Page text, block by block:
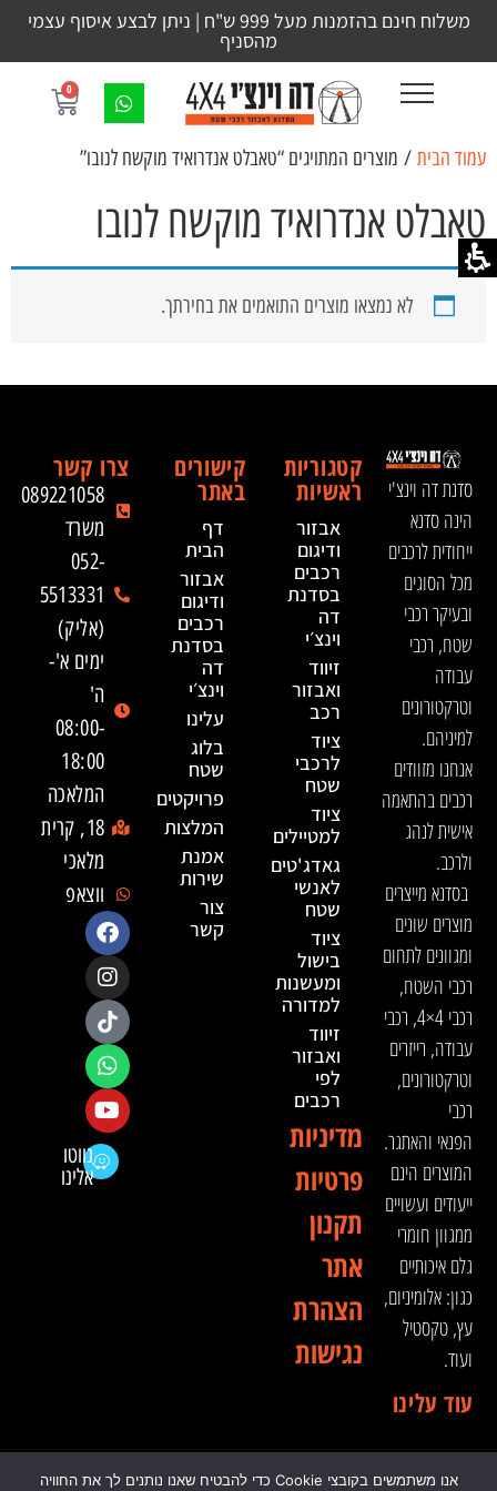
משלוח חינם בהזמנות מעל 999 ש"ח | ניתן לבצע איסוף עצמי
מהסניף
0
עמוד הבית / מוצרים המתויגים “טאבלט אנדרואיד מוקשח לנובו”
טאבלט אנדרואיד מוקשח לנובו
לא נמצאו מוצרים התואמים את בחירתך.
סדנת דה וינצ'י
הינה סדנא
ייחודית לרכבים
מכל הסוגים
ובעיקר רכבי
שטח, רכבי
עבודה
וטרקטורונים
למיניהם.
אנחנו מזוודים
רכבים בהתאמה
אישית לנהג
ולרכב.
בסדנא מייצרים
מוצרים שונים
ומגוונים לתחום
רכבי השטח,
רכבי 4×4, רכבי
עבודה, רייזרים
וטרקטורונים,
רכבי
הפנאי והאתגר.
המוצרים הינם
ייעודים ועשויים
ממגוון חומרי
גלם איכותיים
כגון: אלומיניום,
עץ, טקסטיל
ועוד.
עוד עלינו
קטגוריות
ראשיות
אבזור
ודיגום
רכבים
בסדנת
דה
וינצ׳י
זיווד
ואבזור
רכב
ציוד
לרכבי
שטח
ציוד
למטיילים
גאדג'טים
לאנשי
שטח
ציוד
בישול
ומעשנות
למדורה
זיווד
ואבזור
לפי
רכבים
מדיניות
פרטיות
תקנון
אתר
הצהרת
נגישות
קישורים
באתר
דף
הבית
אבזור
ודיגום
רכבים
בסדנת
דה
וינצ׳י
עלינו
בלוג
שטח
פרויקטים
המלצות
אמנת
שירות
צור
קשר
צרו קשר
089221058
משרד
052-
5513331
(אליק)
ימים א'-
ה'
08:00-
18:00
המלאכה
18, קרית
מלאכי
ווצאפ
נווטו
אלינו
אנו משתמשים בקובצי Cookie כדי להבטיח שאנו נותנים לך את החוויה